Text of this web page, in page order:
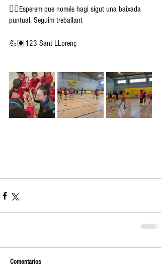
👉🏽Esperem que només hagi sigut una baixada
puntual. Seguim treballant
💪🏽123 Sant LLorenç
Comentarios